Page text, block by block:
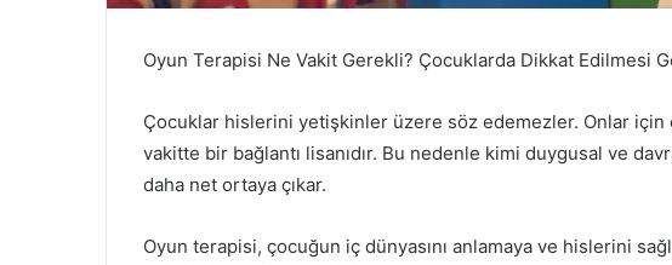
Oyun Terapisi Ne Vakit Gerekli? Çocuklarda Dikkat Edilmesi
Çocuklar hislerini yetişkinler üzere söz edemezler. Onlar
vakitte bir bağlantı lisanıdır. Bu nedenle kimi duygusal ve
daha net ortaya çıkar.
Oyun terapisi, çocuğun iç dünyasını anlamaya ve hislerini